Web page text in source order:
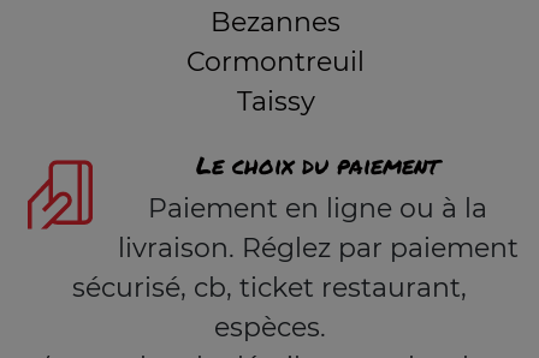
Bezannes
Cormontreuil
Taissy
Le choix du paiement
Paiement en ligne ou à la
livraison. Réglez par paiement
sécurisé, cb, ticket restaurant,
espèces.